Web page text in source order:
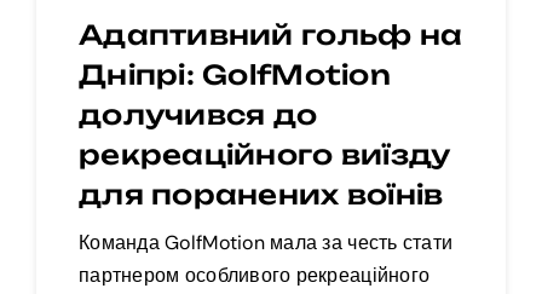
Адаптивний гольф на
Дніпрі: GolfMotion
долучився до
рекреаційного виїзду
для поранених воїнів
Команда GolfMotion мала за честь стати
партнером особливого рекреаційного